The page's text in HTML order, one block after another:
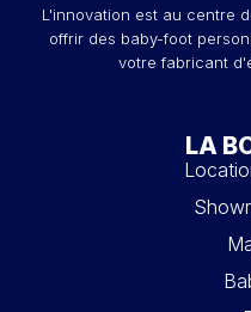
L'innovation est au centre
offrir des baby-foot
votre fabricant
LA